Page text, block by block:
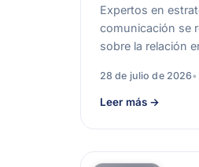
Expertos en
comunicación se
sobre la relación
28 de julio de 2026•
Leer más →